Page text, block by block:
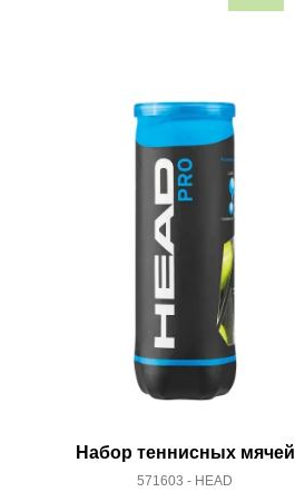
Набор теннисных мячей
571603 - HEAD